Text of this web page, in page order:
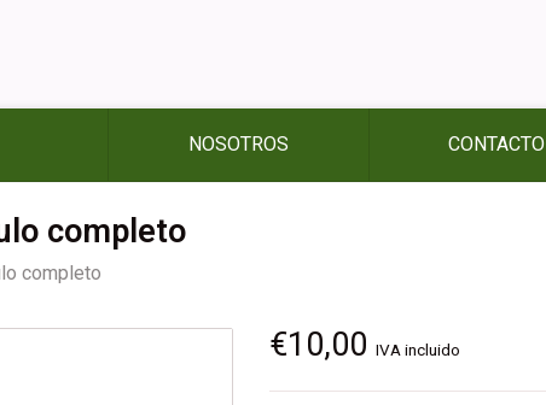
NOSOTROS CONTACTO
completo
completo
€10,00IVA incluido